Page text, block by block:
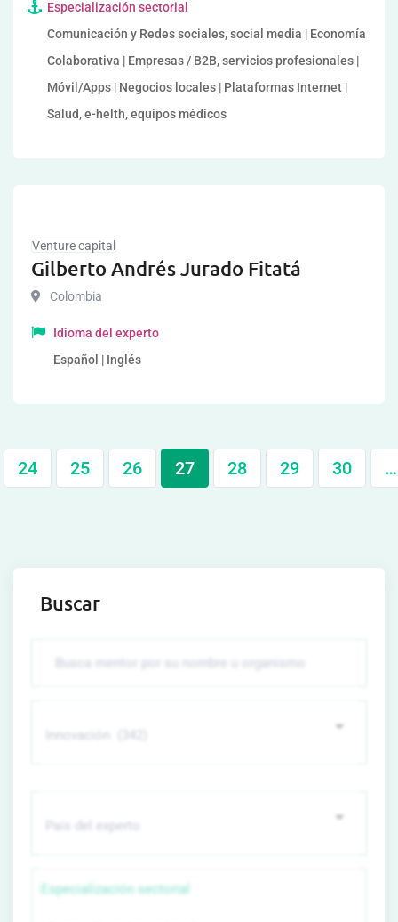
Especialización sectorial
Comunicación y Redes sociales, social media | Economía
Colaborativa | Empresas / B2B, servicios profesionales |
Móvil/Apps | Negocios locales | Plataformas Internet |
Salud, e-helth, equipos médicos
Venture capital
Gilberto Andrés Jurado Fitatá
Colombia
Idioma del experto
Español | Inglés
24 25 26 27 28 29 30 …
Buscar
Especialización sectorial